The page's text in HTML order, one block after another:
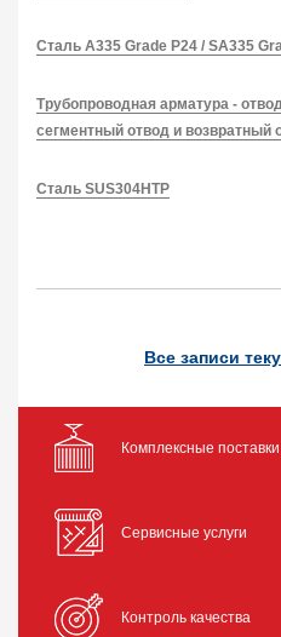
Сталь A335 Grade P24 / SA335
Трубопроводная арматура -
сегментный отвод и возвратный
Сталь SUS304HTP
Все записи
Комплексные поставки
Сервисные услуги
Контроль качества